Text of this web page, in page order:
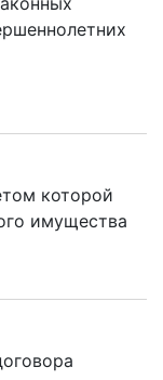
которой
имущества